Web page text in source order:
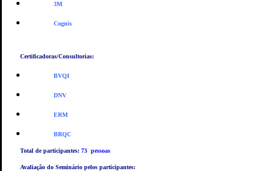
3M
Cognis
Certificadoras/Consultorias:
BVQI
DNV
ERM
BRQC
Total de participantes: 73 pessoas
Avaliação do Seminário pelos participantes: